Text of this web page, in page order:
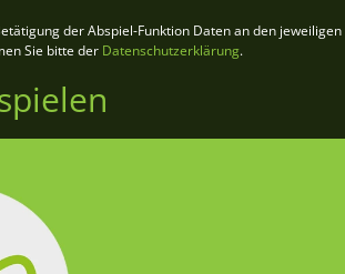
der Abspiel-Funktion Daten an den jeweiligen
Sie bitte der Datenschutzerklärung.